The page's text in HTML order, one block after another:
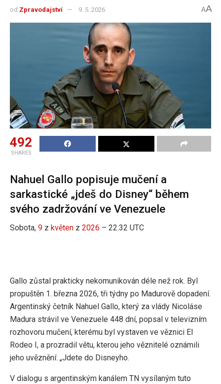
od Zpravodajství 9. 5. 2026 AA
492
SHARES
Nahuel Gallo popisuje mučení a
sarkastické „jdeš do Disney“ během
svého zadržování ve Venezuele
Sobota, 9 z květen z 2026 – 22:32 UTC
Gallo zůstal prakticky nekomunikován déle než rok. Byl
propuštěn 1. března 2026, tři týdny po Madurově dopadení.
Argentinský četník Nahuel Gallo, který za vlády Nicoláse
Madura strávil ve Venezuele 448 dní, popsal v televizním
rozhovoru mučení, kterému byl vystaven ve věznici El
Rodeo I, a prozradil větu, kterou jeho věznitelé oznámili
jeho uvěznění: „Jdete do Disneyho.
V dialogu s argentinským kanálem TN vysílaným tuto